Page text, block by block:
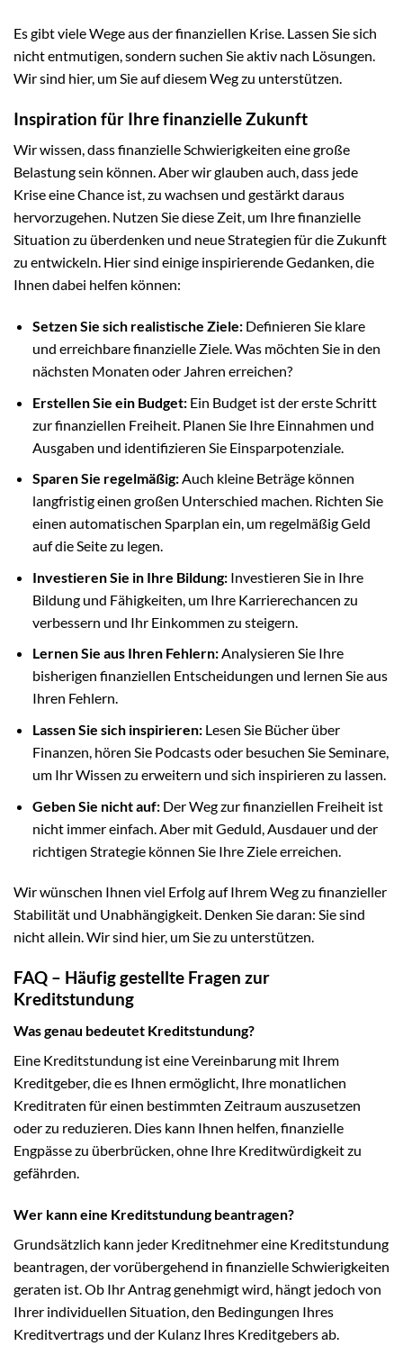
Es gibt viele Wege aus der finanziellen Krise. Lassen Sie sich
nicht entmutigen, sondern suchen Sie aktiv nach Lösungen.
Wir sind hier, um Sie auf diesem Weg zu unterstützen.
Inspiration für Ihre finanzielle Zukunft
Wir wissen, dass finanzielle Schwierigkeiten eine große
Belastung sein können. Aber wir glauben auch, dass jede
Krise eine Chance ist, zu wachsen und gestärkt daraus
hervorzugehen. Nutzen Sie diese Zeit, um Ihre finanzielle
Situation zu überdenken und neue Strategien für die Zukunft
zu entwickeln. Hier sind einige inspirierende Gedanken, die
Ihnen dabei helfen können:
Setzen Sie sich realistische Ziele:Definieren Sie klare
und erreichbare finanzielle Ziele. Was möchten Sie in den
nächsten Monaten oder Jahren erreichen?
Erstellen Sie ein Budget:Ein Budget ist der erste Schritt
zur finanziellen Freiheit. Planen Sie Ihre Einnahmen und
Ausgaben und identifizieren Sie Einsparpotenziale.
Sparen Sie regelmäßig:Auch kleine Beträge können
langfristig einen großen Unterschied machen. Richten Sie
einen automatischen Sparplan ein, um regelmäßig Geld
auf die Seite zu legen.
Investieren Sie in Ihre Bildung:Investieren Sie in Ihre
Bildung und Fähigkeiten, um Ihre Karrierechancen zu
verbessern und Ihr Einkommen zu steigern.
Lernen Sie aus Ihren Fehlern:Analysieren Sie Ihre
bisherigen finanziellen Entscheidungen und lernen Sie aus
Ihren Fehlern.
Lassen Sie sich inspirieren:Lesen Sie Bücher über
Finanzen, hören Sie Podcasts oder besuchen Sie Seminare,
um Ihr Wissen zu erweitern und sich inspirieren zu lassen.
Geben Sie nicht auf:Der Weg zur finanziellen Freiheit ist
nicht immer einfach. Aber mit Geduld, Ausdauer und der
richtigen Strategie können Sie Ihre Ziele erreichen.
Wir wünschen Ihnen viel Erfolg auf Ihrem Weg zu finanzieller
Stabilität und Unabhängigkeit. Denken Sie daran: Sie sind
nicht allein. Wir sind hier, um Sie zu unterstützen.
FAQ – Häufig gestellte Fragen zur
Kreditstundung
Was genau bedeutet Kreditstundung?
Eine Kreditstundung ist eine Vereinbarung mit Ihrem
Kreditgeber, die es Ihnen ermöglicht, Ihre monatlichen
Kreditraten für einen bestimmten Zeitraum auszusetzen
oder zu reduzieren. Dies kann Ihnen helfen, finanzielle
Engpässe zu überbrücken, ohne Ihre Kreditwürdigkeit zu
gefährden.
Wer kann eine Kreditstundung beantragen?
Grundsätzlich kann jeder Kreditnehmer eine Kreditstundung
beantragen, der vorübergehend in finanzielle Schwierigkeiten
geraten ist. Ob Ihr Antrag genehmigt wird, hängt jedoch von
Ihrer individuellen Situation, den Bedingungen Ihres
Kreditvertrags und der Kulanz Ihres Kreditgebers ab.